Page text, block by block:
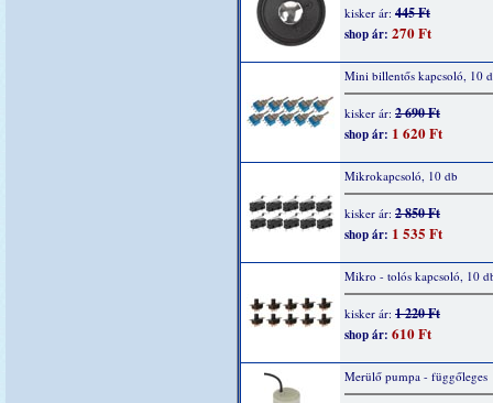
kisker ár: 445 Ft
shop ár: 270 Ft
Mini billentős kapcsoló, 10
kisker ár: 2 690 Ft
shop ár: 1 620 Ft
Mikrokapcsoló, 10 db
kisker ár: 2 850 Ft
shop ár: 1 535 Ft
Mikro - tolós kapcsoló, 10
kisker ár: 1 220 Ft
shop ár: 610 Ft
Merülő pumpa - függőleges